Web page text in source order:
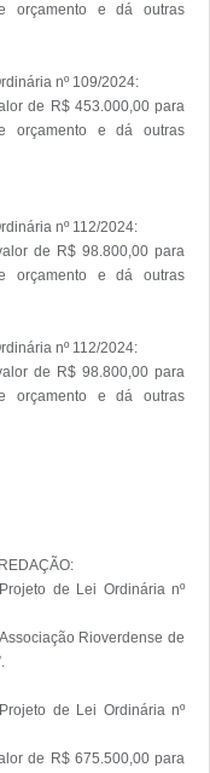
orçamento e dá outras
nº 109/2024:
de R$ 453.000,00 para
orçamento e dá outras
nº 112/2024:
de R$ 98.800,00 para
orçamento e dá outras
nº 112/2024:
de R$ 98.800,00 para
orçamento e dá outras
de Lei Ordinária nº
Rioverdense de
de Lei Ordinária nº
de R$ 675.500,00 para